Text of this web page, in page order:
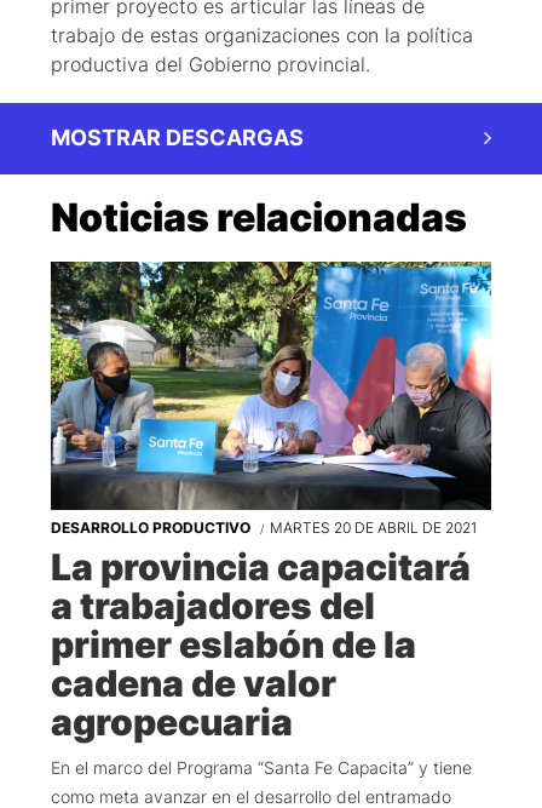
primer proyecto es articular las líneas de
trabajo de estas organizaciones con la política
productiva del Gobierno provincial.
MOSTRAR DESCARGAS
Noticias relacionadas
DESARROLLO PRODUCTIVO MARTES 20 DE ABRIL DE 2021
La provincia capacitará
a trabajadores del
primer eslabón de la
cadena de valor
agropecuaria
En el marco del Programa “Santa Fe Capacita” y tiene
como meta avanzar en el desarrollo del entramado